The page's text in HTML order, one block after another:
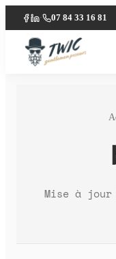
Facebook
LinkedIn
· 07 84 33 16 81
Mise à